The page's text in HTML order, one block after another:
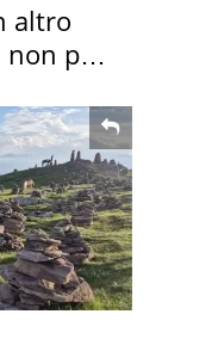
altro
non per